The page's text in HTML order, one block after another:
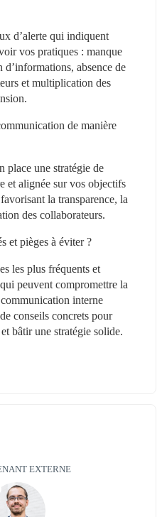
d’alerte qui indiquent
vos pratiques : manque
d’informations, absence de
et multiplication des
de manière
place une stratégie de
et alignée sur vos objectifs
la transparence, la
des collaborateurs.
et pièges à éviter ?
les plus fréquents et
peuvent compromettre la
interne
conseils concrets pour
bâtir une stratégie solide.
EXTERNE